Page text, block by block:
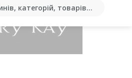
категорій, товарів...